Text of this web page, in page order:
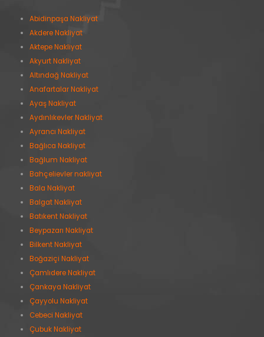
Abidinpaşa Nakliyat
Akdere Nakliyat
Aktepe Nakliyat
Akyurt Nakliyat
Altındağ Nakliyat
Anafartalar Nakliyat
Ayaş Nakliyat
Aydınlıkevler Nakliyat
Ayrancı Nakliyat
Bağlıca Nakliyat
Bağlum Nakliyat
Bahçelievler nakliyat
Bala Nakliyat
Balgat Nakliyat
Batıkent Nakliyat
Beypazarı Nakliyat
Bilkent Nakliyat
Boğaziçi Nakliyat
Çamlıdere Nakliyat
Çankaya Nakliyat
Çayyolu Nakliyat
Cebeci Nakliyat
Çubuk Nakliyat